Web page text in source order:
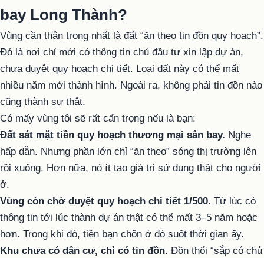
bay Long Thành?
Vùng cần thận trọng nhất là đất “ăn theo tin đồn quy hoạch”.
Đó là nơi chỉ mới có thông tin chủ đầu tư xin lập dự án,
chưa duyệt quy hoạch chi tiết. Loại đất này có thể mất
nhiều năm mới thành hình. Ngoài ra, không phải tin đồn nào
cũng thành sự thật.
Có mấy vùng tôi sẽ rất cẩn trọng nếu là bạn:
Đất sát mặt tiền quy hoạch thương mại sân bay. Nghe
hấp dẫn. Nhưng phần lớn chỉ “ăn theo” sóng thị trường lên
rồi xuống. Hơn nữa, nó ít tạo giá trị sử dụng thật cho người
ở.
Vùng còn chờ duyệt quy hoạch chi tiết 1/500. Từ lúc có
thông tin tới lúc thành dự án thật có thể mất 3–5 năm hoặc
hơn. Trong khi đó, tiền bạn chôn ở đó suốt thời gian ấy.
Khu chưa có dân cư, chỉ có tin đồn. Đồn thổi “sắp có chủ